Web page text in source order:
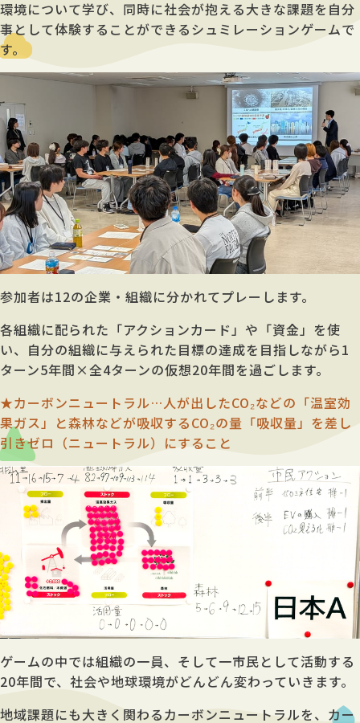
環境について学び、同時に社会が抱える大きな課題を自分
事として体験することができるシュミレーションゲームで
す。
参加者は12の企業・組織に分かれてプレーします。
各組織に配られた「アクションカード」や「資金」を使
い、自分の組織に与えられた目標の達成を目指しながら1
ターン5年間×全4ターンの仮想20年間を過ごします。
★カーボンニュートラル…人が出したCO₂などの「温室効
果ガス」と森林などが吸収するCO₂の量「吸収量」を差し
引きゼロ（ニュートラル）にすること
ゲームの中では組織の一員、そして一市民として活動する
20年間で、社会や地球環境がどんどん変わっていきます。
地域課題にも大きく関わるカーボンニュートラルを、カー